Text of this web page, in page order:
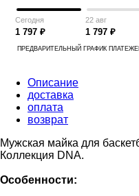
Сегодня
1 797 ₽
22 авг
1 797 ₽
ПРЕДВАРИТЕЛЬНЫЙ ГРАФИК
Описание
доставка
оплата
возврат
Мужская майка для
Коллекция DNA.
Особенности: